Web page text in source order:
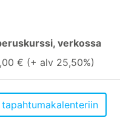
verkossa
€ (+ alv 25,50%)